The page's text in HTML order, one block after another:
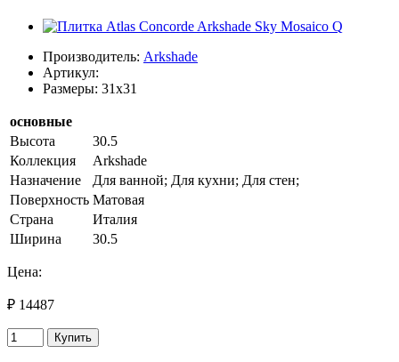
Производитель: Arkshade
Артикул:
Размеры: 31x31
основные
Высота
30.5
Коллекция
Arkshade
Назначение
Для ванной; Для кухни; Для стен;
Поверхность Матовая
Страна
Италия
Ширина
30.5
Цена:
₽ 14487
Купить